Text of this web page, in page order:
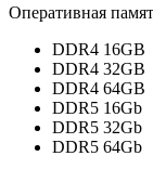
Оперативная
DDR4 16GB
DDR4 32GB
DDR4 64GB
DDR5 16Gb
DDR5 32Gb
DDR5 64Gb